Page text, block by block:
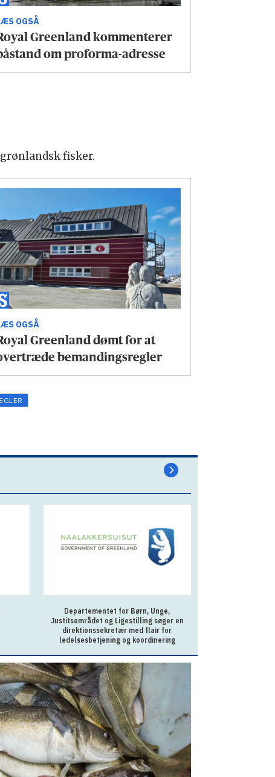
OGSÅ
Greenland kommenterer
om proforma-adresse
fisker.
OGSÅ
Greenland dømt for at
bemandingsregler
Departementet for Børn, Unge,
Justitsområdet og Ligestilling søger en
direktionssekretær med flair for
ledelsesbetjening og koordinering